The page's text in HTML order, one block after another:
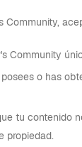
Community,
Community
o has
tu contenido
propiedad.